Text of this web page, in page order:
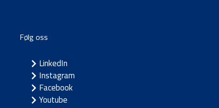
Følg oss
LinkedIn
Instagram
Facebook
Youtube